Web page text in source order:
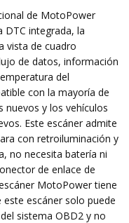
de MotoPower
DTC integrada, la
vista de cuadro
de datos, información
del
con la mayoría de
nuevos y los vehículos
Este escáner admite
con retroiluminación y
no necesita batería ni
de enlace de
MotoPower tiene
este escáner solo puede
sistema OBD2 y no